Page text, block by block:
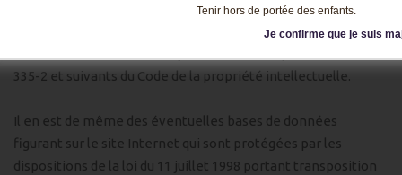
Tenir hors de portée des enfants.
Je confirme que je suis
quelque procédé que ce soit, sans l'autorisation expresse du
propriétaire exploitant du site Internet est interdite et
335-2 et suivants du Code de la propriété intellectuelle.
Il en est de même des éventuelles bases de données
figurant sur le site Internet qui sont protégées par les
dispositions de la loi du 11 juillet 1998 portant transposition